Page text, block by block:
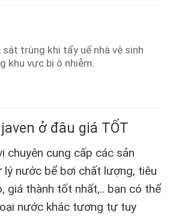
sát trùng khi tẩy uế nhà vệ sinh
khu vực bị ô nhiễm.
ở đâu giá TỐT
chuyên cung cấp các sản
lý nước bể bơi chất lượng, tiêu
giá thành tốt nhất,.. bạn có thể
nước khác tương tự tuy